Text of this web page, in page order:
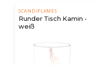
SCANDIFLAMES
Runder Tisch Kamin -
weiß